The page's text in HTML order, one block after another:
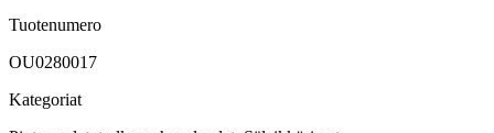
Tuotenumero
OU0280017
Kategoriat